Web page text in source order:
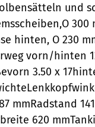
und
300
hinten, O 230
vorn/hinten
3.50 x
mmRadstand
620